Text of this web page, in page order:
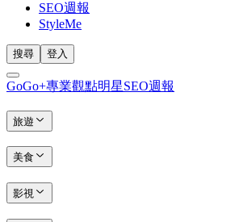
SEO週報
StyleMe
搜尋 登入
GoGo+專業觀點明星SEO週報
旅遊
美食
影視